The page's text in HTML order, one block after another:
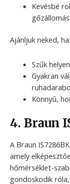
Kevésbé
Ajánljuk neked, ha:
Szűk
Gyakran
Könnyű,
4. Braun
A Braun
amely
hőmérséklet-
gondoskodik